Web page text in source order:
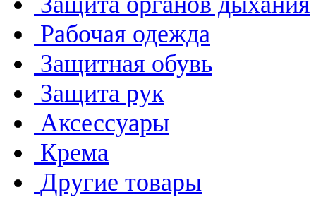
Рабочая одежда
Защитная обувь
Защита рук
Аксессуары
Крема
Другие товары